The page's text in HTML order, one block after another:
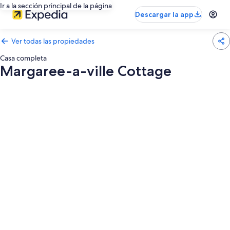
Ir a la sección principal de la página
Descargar la app
Ver todas las propiedades
Casa completa
Margaree-a-ville Cottage